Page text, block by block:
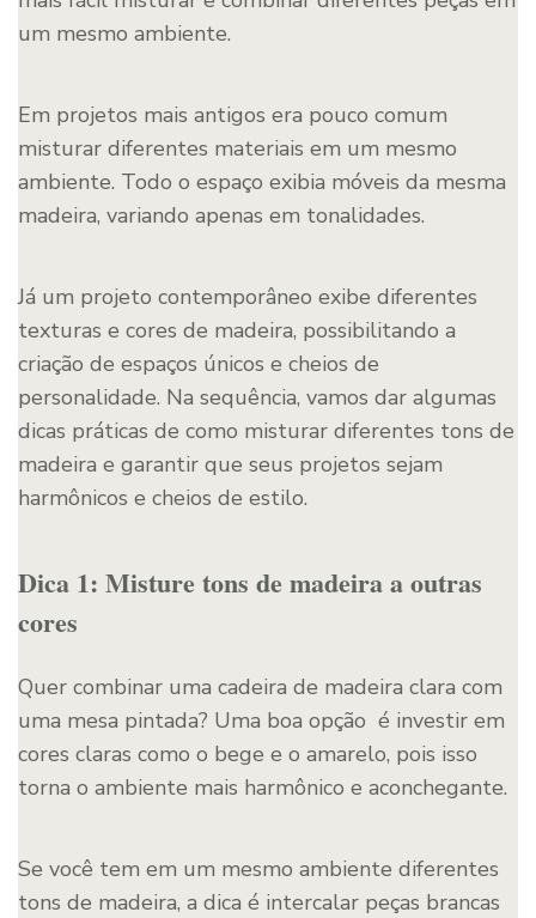
um mesmo ambiente.
Em projetos mais antigos era pouco comum
misturar diferentes materiais em um mesmo
ambiente. Todo o espaço exibia móveis da mesma
madeira, variando apenas em tonalidades.
Já um projeto contemporâneo exibe diferentes
texturas e cores de madeira, possibilitando a
criação de espaços únicos e cheios de
personalidade. Na sequência, vamos dar algumas
dicas práticas de como misturar diferentes tons de
madeira e garantir que seus projetos sejam
harmônicos e cheios de estilo.
Dica 1: Misture tons de madeira a outras
cores
Quer combinar uma cadeira de madeira clara com
uma mesa pintada? Uma boa opção é investir em
cores claras como o bege e o amarelo, pois isso
torna o ambiente mais harmônico e aconchegante.
Se você tem em um mesmo ambiente diferentes
tons de madeira, a dica é intercalar peças brancas